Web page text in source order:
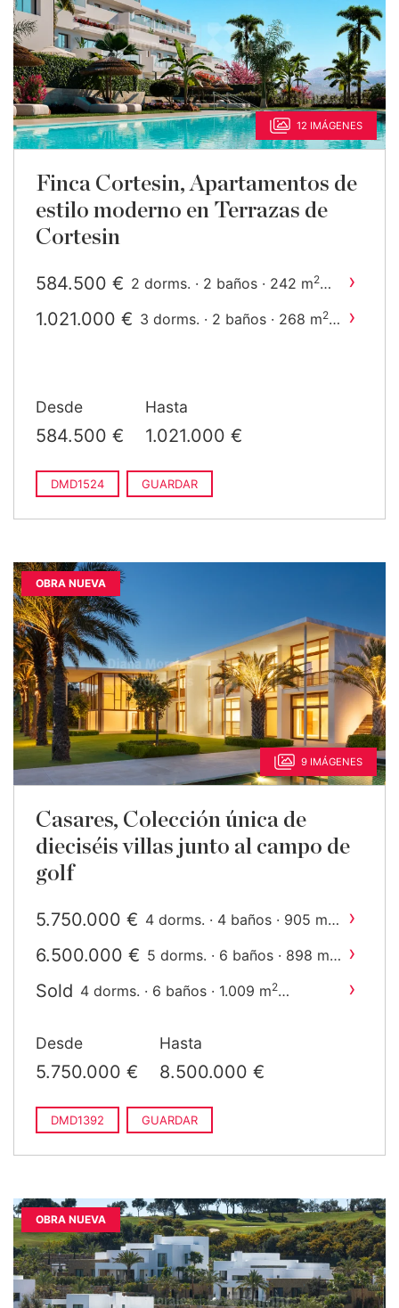
12 IMÁGENES
Finca Cortesin, Apartamentos de
estilo moderno en Terrazas de
Cortesin
584.500 € 2 dorms. · 2 baños · 242 m2 ›
1.021.000 € 3 dorms. · 2 baños · 268 m2 ›
Desde
584.500 €
Hasta
1.021.000 €
DMD1524 GUARDAR
OBRA NUEVA
9 IMÁGENES
Casares, Colección única de
dieciséis villas junto al campo de
golf
5.750.000 € 4 dorms. · 4 baños · 905 m ›
6.500.000 € 5 dorms. · 6 baños · 898 m ›
Sold 4 dorms. · 6 baños · 1.009 m2 ›
construido
8.700.000 €
6 dorms. · 8 baños · 1.034
2construido
Desde
5.750.000 €
Hasta
8.500.000 €
DMD1392 GUARDAR
OBRA NUEVA